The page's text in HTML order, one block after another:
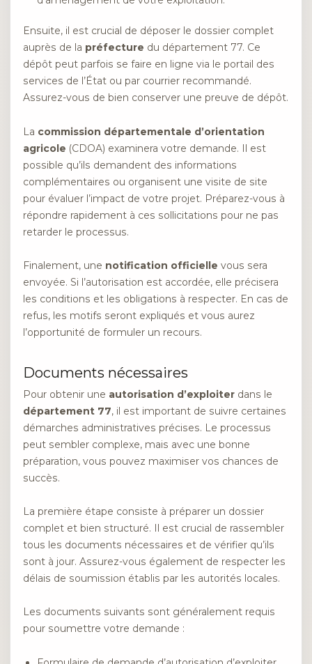
Ensuite, il est crucial de déposer le dossier complet
auprès de la préfecture du département 77. Ce
dépôt peut parfois se faire en ligne via le portail des
services de l’État ou par courrier recommandé.
Assurez-vous de bien conserver une preuve de dépôt.
La commission départementale d’orientation
agricole (CDOA) examinera votre demande. Il est
possible qu’ils demandent des informations
complémentaires ou organisent une visite de site
pour évaluer l’impact de votre projet. Préparez-vous à
répondre rapidement à ces sollicitations pour ne pas
retarder le processus.
Finalement, une notification officielle vous sera
envoyée. Si l’autorisation est accordée, elle précisera
les conditions et les obligations à respecter. En cas de
refus, les motifs seront expliqués et vous aurez
l’opportunité de formuler un recours.
Documents nécessaires
Pour obtenir une autorisation d’exploiter dans le
département 77, il est important de suivre certaines
démarches administratives précises. Le processus
peut sembler complexe, mais avec une bonne
préparation, vous pouvez maximiser vos chances de
succès.
La première étape consiste à préparer un dossier
complet et bien structuré. Il est crucial de rassembler
tous les documents nécessaires et de vérifier qu’ils
sont à jour. Assurez-vous également de respecter les
délais de soumission établis par les autorités locales.
Les documents suivants sont généralement requis
pour soumettre votre demande :